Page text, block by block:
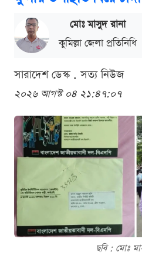
মোঃ মাসুদ রানা
কুমিল্লা জেলা প্রতিনিধি
সারাদেশ ডেস্ক . সত্য নিউজ
২০২৬ আগস্ট ০৪ ২১:৪৭:০৭
ছবি : মোঃ